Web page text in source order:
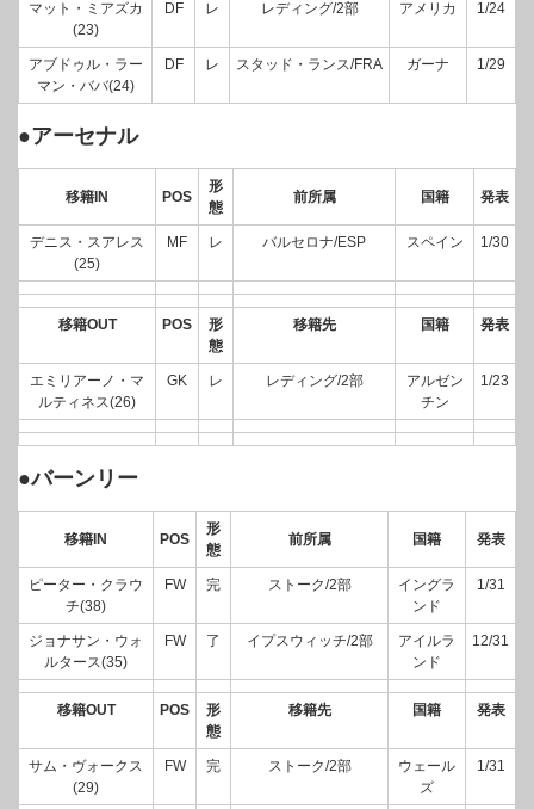
マット・ミアズカ
(23)
DF レ レディング/2部 アメリカ 1/24
アブドゥル・ラー
マン・ババ(24)
DF レ スタッド・ランス/FRA ガーナ 1/29
●アーセナル
移籍IN POS
形
態
前所属 国籍 発表
デニス・スアレス
(25)
MF レ バルセロナ/ESP スペイン 1/30
移籍OUT POS
形
態
移籍先 国籍 発表
エミリアーノ・マ
ルティネス(26)
GK レ レディング/2部
アルゼン
チン
1/23
●バーンリー
移籍IN POS
形
態
前所属 国籍 発表
ピーター・クラウ
チ(38)
FW 完 ストーク/2部
イングラ
ンド
1/31
ジョナサン・ウォ
ルタース(35)
FW 了 イプスウィッチ/2部
アイルラ
ンド
12/31
移籍OUT POS
形
態
移籍先 国籍 発表
サム・ヴォークス
(29)
FW 完 ストーク/2部
ウェール
ズ
1/31